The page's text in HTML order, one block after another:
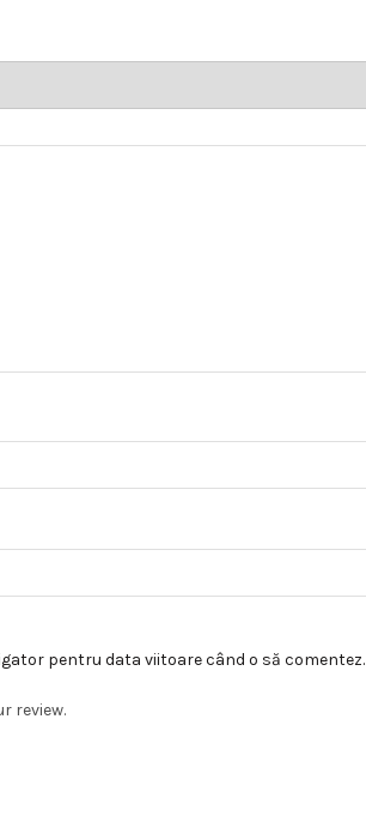
pentru data viitoare când o să comentez.
review.